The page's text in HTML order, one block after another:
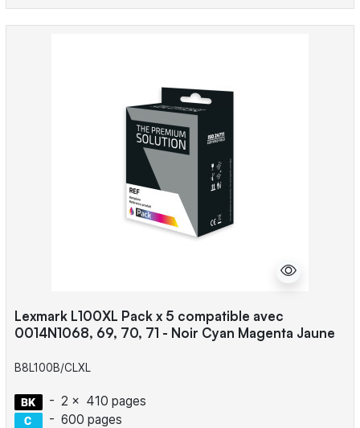
Lexmark L100XL Pack x 5 compatible avec
0014N1068, 69, 70, 71 - Noir Cyan Magenta Jaune
B8L100B/CLXL
- 2 x 410 pages
- 600 pages